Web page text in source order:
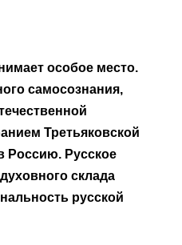
особое место.
самосознания,
Третьяковской
Россию. Русское
склада
русской